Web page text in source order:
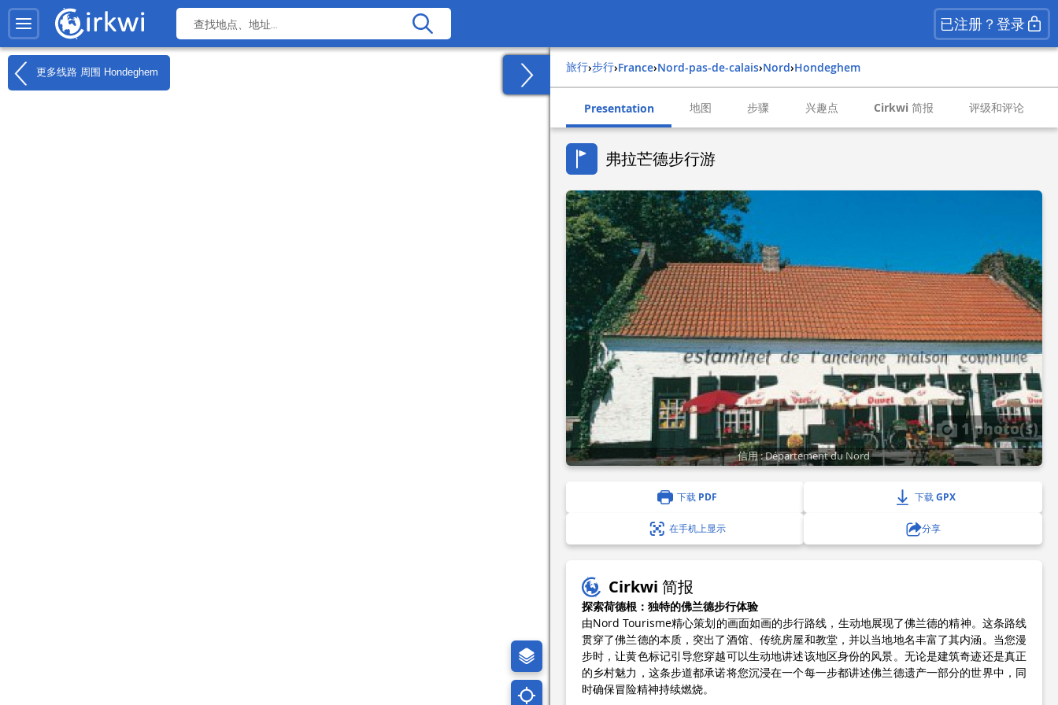
已注册？登录
更多线路 周围 Hondeghem 旅行› 步行› france› nord-pas-de-calais› nord› hondeghem
Presentation 地图 步骤 兴趣点 Cirkwi 简报 评级和评论
弗拉芒德步行游
1 photo(s)
信用 : Département du Nord
下载 PDF 下载 GPX
在手机上显示 分享
Cirkwi 简报
探索荷德根：独特的佛兰德步行体验
由Nord Tourisme精心策划的画面如画的步行路线，生动地展现了佛兰德的精神。这条路线
贯穿了佛兰德的本质，突出了酒馆、传统房屋和教堂，并以当地地名丰富了其内涵。当您漫
步时，让黄色标记引导您穿越可以生动地讲述该地区身份的风景。无论是建筑奇迹还是真正
的乡村魅力，这条步道都承诺将您沉浸在一个每一步都讲述佛兰德遗产一部分的世界中，同
时确保冒险精神持续燃烧。